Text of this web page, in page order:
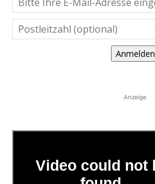
Anmelden
Anzeige